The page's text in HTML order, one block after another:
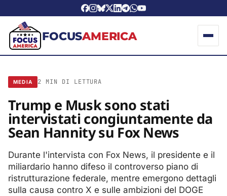
FOCUSAMERICA
MEDIA 2 MIN DI LETTURA
Trump e Musk sono stati
intervistati congiuntamente da
Sean Hannity su Fox News
Durante l'intervista con Fox News, il presidente e il
miliardario hanno difeso il controverso piano di
ristrutturazione federale, mentre emergono dettagli
sulla causa contro X e sulle ambizioni del DOGE